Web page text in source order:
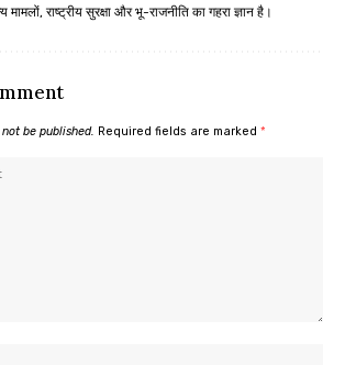
मामलों, राष्ट्रीय सुरक्षा और भू-राजनीति का गहरा ज्ञान है।
be published. Required fields are marked *